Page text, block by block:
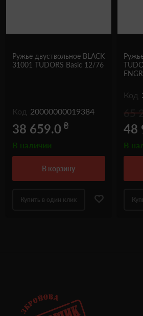
Ружье двуствольное BLACK
31001 TUDORS Basic 12/76
Код 20000000019384
38 659.0 ₴
В наличии
в корзину
Купить в один клик
Код
65
48
В